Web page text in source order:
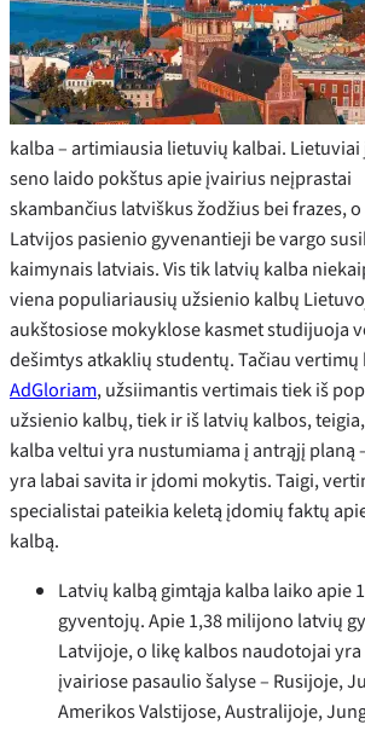
kalba – artimiausia lietuvių kalbai. Lietuviai
seno laido pokštus apie įvairius neįprastai
skambančius latviškus žodžius bei frazes,
Latvijos pasienio gyvenantieji be vargo
kaimynais latviais. Vis tik latvių kalba
viena populiariausių užsienio kalbų
aukštosiose mokyklose kasmet studijuoja
dešimtys atkaklių studentų. Tačiau vertimų
AdGloriam, užsiimantis vertimais tiek iš
užsienio kalbų, tiek ir iš latvių kalbos,
kalba veltui yra nustumiama į antrąjį planą
yra labai savita ir įdomi mokytis. Taigi,
specialistai pateikia keletą įdomių faktų
kalbą.
Latvių kalbą gimtąja kalba laiko apie
gyventojų. Apie 1,38 milijono latvių
Latvijoje, o likę kalbos naudotojai
įvairiose pasaulio šalyse – Rusijoje,
Amerikos Valstijose, Australijoje,